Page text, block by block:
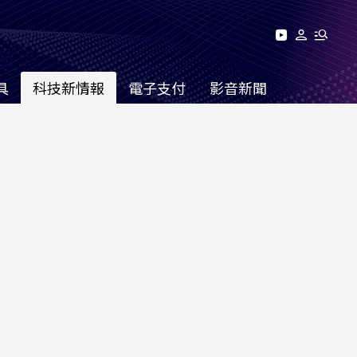
科技新情報 電子支付 影音新聞